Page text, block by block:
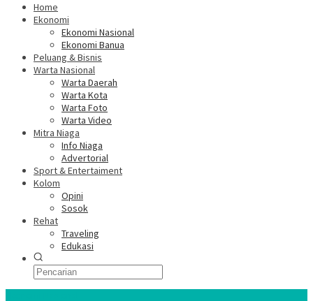
Home
Ekonomi
Ekonomi Nasional
Ekonomi Banua
Peluang & Bisnis
Warta Nasional
Warta Daerah
Warta Kota
Warta Foto
Warta Video
Mitra Niaga
Info Niaga
Advertorial
Sport & Entertaiment
Kolom
Opini
Sosok
Rehat
Traveling
Edukasi